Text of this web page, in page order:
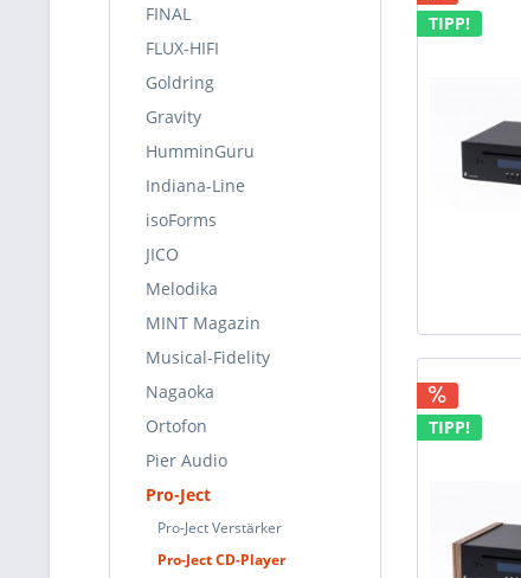
FINAL
FLUX-HIFI
Goldring
Gravity
HumminGuru
Indiana-Line
isoForms
JICO
Melodika
MINT Magazin
Musical-Fidelity
Nagaoka
Ortofon
Pier Audio
Pro-Ject
Pro-Ject Verstärker
Pro-Ject CD-Player
TIPP!
TIPP!